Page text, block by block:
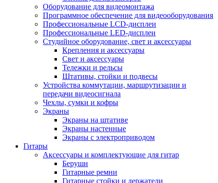
Оборудование для видеомонтажа
Программное обеспечение для видеооборудования
Профессиональные LCD-дисплеи
Профессиональные LED-дисплеи
Студийное оборудование, свет и аксессуары
Крепления и аксессуары
Свет и аксессуары
Тележки и рельсы
Штативы, стойки и подвесы
Устройства коммутации, маршрутизации и
передачи видеосигнала
Чехлы, сумки и кофры
Экраны
Экраны на штативе
Экраны настенные
Экраны с электроприводом
Гитары
Аксессуары и комплектующие для гитар
Беруши
Гитарные ремни
Гитарные стойки и держатели